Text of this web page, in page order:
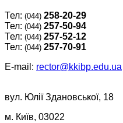
Тел: (044) 258-20-29
Тел: (044) 257-50-94
Тел: (044) 257-52-12
Тел: (044) 257-70-91
E-mail: rector@kkibp.edu.ua
вул. Юлії Здановської, 18
м. Київ, 03022